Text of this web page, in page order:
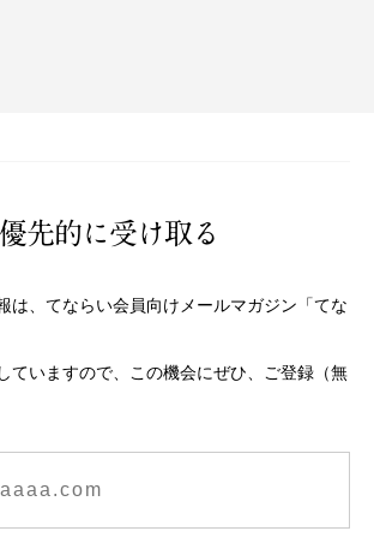
先的に受け取る
は、てならい会員向けメールマガジン「てな
ていますので、この機会にぜひ、ご登録（無